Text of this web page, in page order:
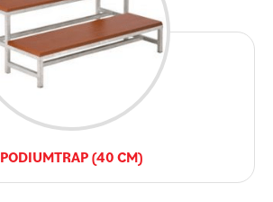
PODIUMTRAP (40 CM)